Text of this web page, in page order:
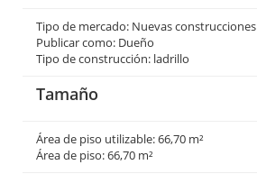
Tipo de mercado: Nuevas construcciones
Publicar como: Dueño
Tipo de construcción: ladrillo
Tamaño
Área de piso utilizable: 66,70 m²
Área de piso: 66,70 m²